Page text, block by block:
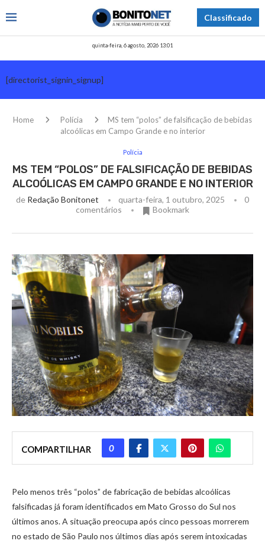
Classificado
quinta-feira, 6 agosto, 2026 13:01
[directorist_signin_signup]
Home Polícia
MS tem “polos” de falsificação de bebidas
alcoólicas em Campo Grande e no interior
Polícia
MS TEM “POLOS” DE FALSIFICAÇÃO DE BEBIDAS
ALCOÓLICAS EM CAMPO GRANDE E NO INTERIOR
de Redação Bonitonet quarta-feira, 1 outubro, 2025
0
comentários
Bookmark
COMPARTILHAR 0
Pelo menos três “polos” de fabricação de bebidas alcoólicas
falsificadas já foram identificados em Mato Grosso do Sul nos
últimos anos. A situação preocupa após cinco pessoas morrerem
no estado de São Paulo nos últimos dias após serem intoxicadas